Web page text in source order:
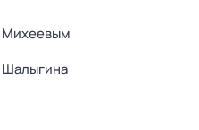
Михеевым